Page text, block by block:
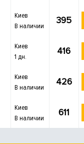
Киев
В наличии
395
Киев
1 дн.
416
Киев
В наличии
426
Киев
В наличии
611